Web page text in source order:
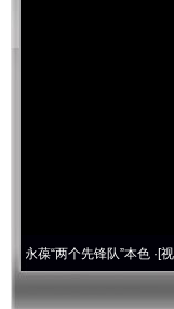
个先锋队”本色·[视频]牢记初